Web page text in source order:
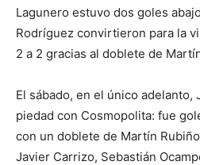
Lagunero estuvo dos goles
Rodríguez convirtieron para la
2 a 2 gracias al doblete de
El sábado, en el único adelanto,
piedad con Cosmopolita: fue
con un doblete de Martín
Javier Carrizo, Sebastián